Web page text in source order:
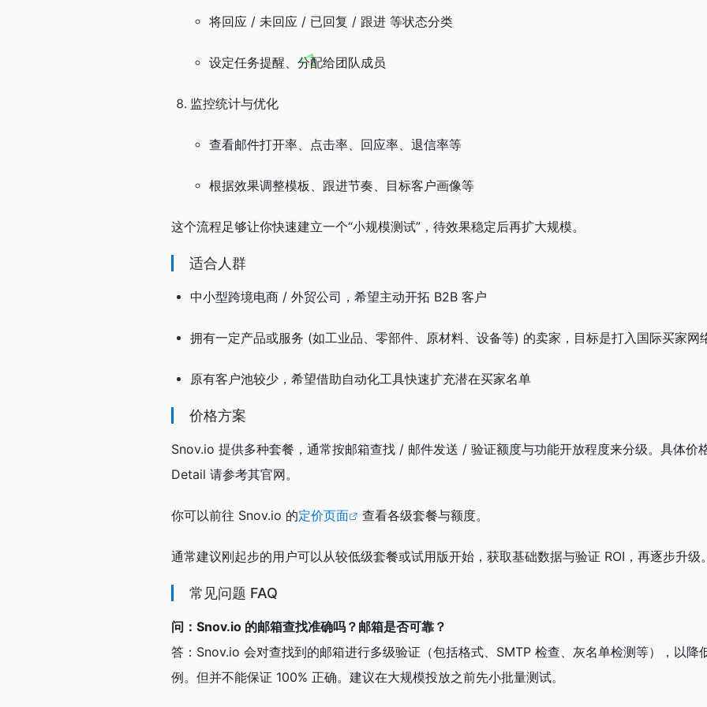
将回应 / 未回应 / 已回复 / 跟进 等状态分类
设定任务提醒、分配给团队成员
监控统计与优化
查看邮件打开率、点击率、回应率、退信率等
根据效果调整模板、跟进节奏、目标客户画像等
这个流程足够让你快速建立一个“小规模测试”，待效果稳定后再扩大规模。
适合人群
中小型跨境电商 / 外贸公司，希望主动开拓 B2B 客户
拥有一定产品或服务 (如工业品、零部件、原材料、设备等) 的卖家，目标是打入国际买家网
原有客户池较少，希望借助自动化工具快速扩充潜在买家名单
价格方案
Snov.io 提供多种套餐，通常按邮箱查找 / 邮件发送 / 验证额度与功能开放程度来分级。具体价
Detail 请参考其官网。
你可以前往 Snov.io 的定价页面 查看各级套餐与额度。
通常建议刚起步的用户可以从较低级套餐或试用版开始，获取基础数据与验证 ROI，再逐步升级
常见问题 FAQ
问：Snov.io 的邮箱查找准确吗？邮箱是否可靠？
答：Snov.io 会对查找到的邮箱进行多级验证（包括格式、SMTP 检查、灰名单检测等），以降
例。但并不能保证 100% 正确。建议在大规模投放之前先小批量测试。